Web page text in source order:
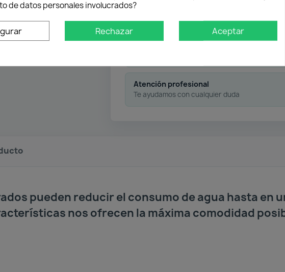
Desde 50 € en península
Atención profesional
Te ayudamos con cualquier duda
pueden reducir el consumo de agua hasta en
nos ofrecen la máxima comodidad
de datos personales involucrados?
Rechazar Aceptar